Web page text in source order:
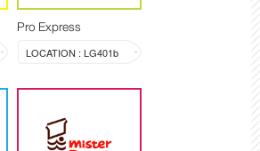
Pro Express
LOCATION : LG401b